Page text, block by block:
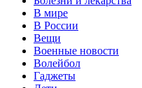
В мире
В России
Вещи
Военные новости
Волейбол
Гаджеты